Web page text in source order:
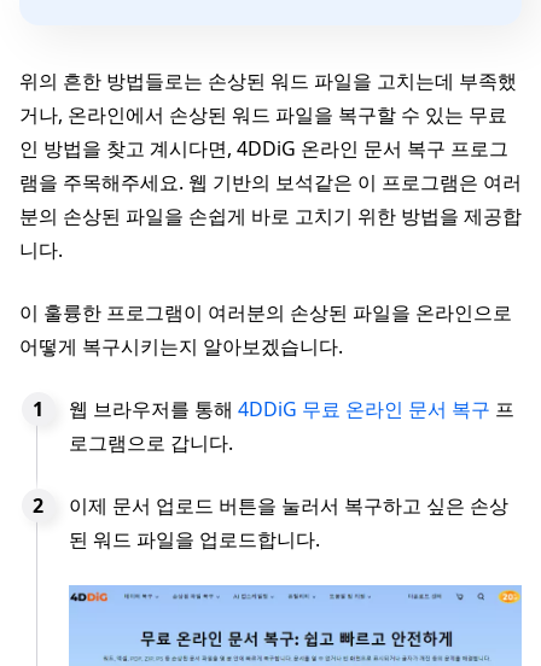
위의 흔한 방법들로는 손상된 워드 파일을 고치는데 부족했
거나, 온라인에서 손상된 워드 파일을 복구할 수 있는 무료
인 방법을 찾고 계시다면, 4DDiG 온라인 문서 복구 프로그
램을 주목해주세요. 웹 기반의 보석같은 이 프로그램은 여러
분의 손상된 파일을 손쉽게 바로 고치기 위한 방법을 제공합
니다.
이 훌륭한 프로그램이 여러분의 손상된 파일을 온라인으로
어떻게 복구시키는지 알아보겠습니다.
웹 브라우저를 통해 4DDiG 무료 온라인 문서 복구 프
로그램으로 갑니다.
이제 문서 업로드 버튼을 눌러서 복구하고 싶은 손상
된 워드 파일을 업로드합니다.